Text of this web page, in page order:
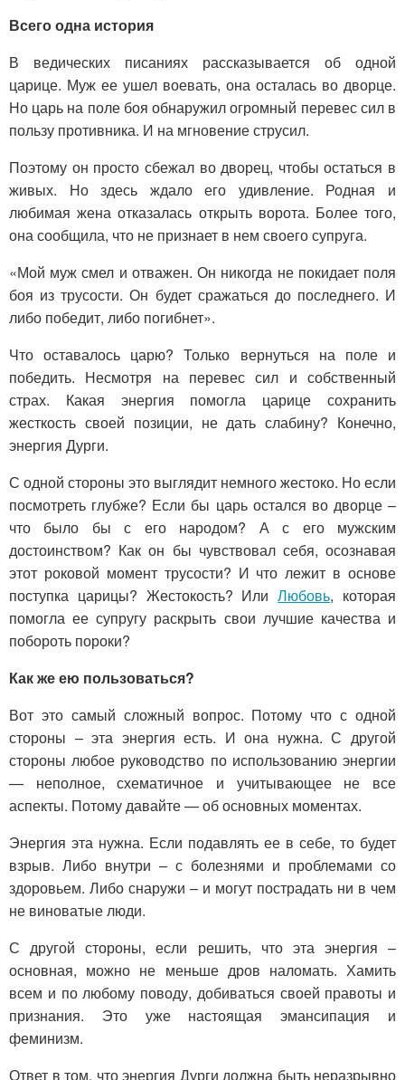
Всего одна история
В ведических писаниях рассказывается об одной
царице. Муж ее ушел воевать, она осталась во дворце.
Но царь на поле боя обнаружил огромный перевес сил в
пользу противника. И на мгновение струсил.
Поэтому он просто сбежал во дворец, чтобы остаться в
живых. Но здесь ждало его удивление. Родная и
любимая жена отказалась открыть ворота. Более того,
она сообщила, что не признает в нем своего супруга.
«Мой муж смел и отважен. Он никогда не покидает поля
боя из трусости. Он будет сражаться до последнего. И
либо победит, либо погибнет».
Что оставалось царю? Только вернуться на поле и
победить. Несмотря на перевес сил и собственный
страх. Какая энергия помогла царице сохранить
жесткость своей позиции, не дать слабину? Конечно,
энергия Дурги.
С одной стороны это выглядит немного жестоко. Но если
посмотреть глубже? Если бы царь остался во дворце –
что было бы с его народом? А с его мужским
достоинством? Как он бы чувствовал себя, осознавая
этот роковой момент трусости? И что лежит в основе
поступка царицы? Жестокость? ИлиЛюбовь, которая
помогла ее супругу раскрыть свои лучшие качества и
побороть пороки?
Как же ею пользоваться?
Вот это самый сложный вопрос. Потому что с одной
стороны – эта энергия есть. И она нужна. С другой
стороны любое руководство по использованию энергии
— неполное, схематичное и учитывающее не все
аспекты. Потому давайте — об основных моментах.
Энергия эта нужна. Если подавлять ее в себе, то будет
взрыв. Либо внутри – с болезнями и проблемами со
здоровьем. Либо снаружи – и могут пострадать ни в чем
не виноватые люди.
С другой стороны, если решить, что эта энергия –
основная, можно не меньше дров наломать. Хамить
всем и по любому поводу, добиваться своей правоты и
признания. Это уже настоящая эмансипация и
феминизм.
Ответ в том, что энергия Дурги должна быть неразрывно